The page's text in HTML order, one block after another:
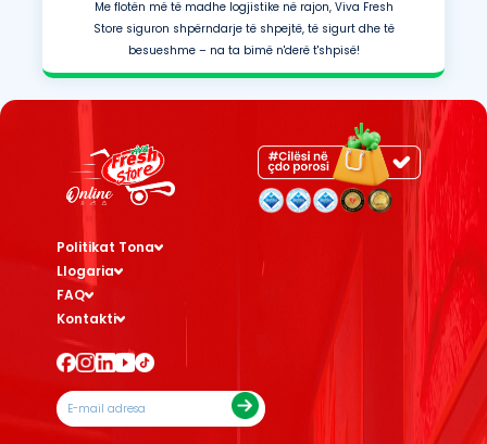
Me flotën më të madhe logjistike në rajon, Viva Fresh
Store siguron shpërndarje të shpejtë, të sigurt dhe të
besueshme – na ta bimë n'derë t'shpisë!
Politikat Tona
Llogaria
FAQ
Kontakti